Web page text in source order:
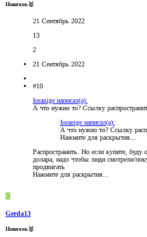
Новичок🥇
21 Сентябрь 2022
13
2
21 Сентябрь 2022
#10
Ioranige написал(а):
А что нужно то? Ссылку
Ioranige написал(а):
А что нужно то? Ссылку
Нажмите для раскрытия...
Распространить. Но если купите,
долара, надо чтобы люди смотрели/
продвигать
Нажмите для раскрытия...
G
Gerda13
Новичок🥇